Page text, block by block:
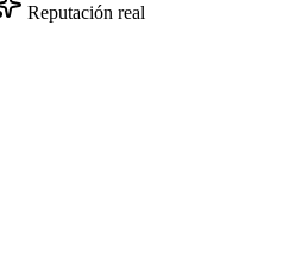
Reputación real